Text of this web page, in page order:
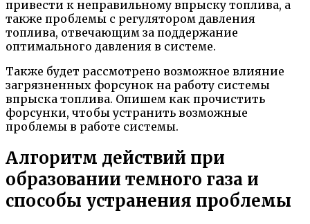
привести к неправильному впрыску топлива, а
также проблемы с регулятором давления
топлива, отвечающим за поддержание
оптимального давления в системе.
Также будет рассмотрено возможное влияние
загрязненных форсунок на работу системы
впрыска топлива. Опишем как прочистить
форсунки, чтобы устранить возможные
проблемы в работе системы.
Алгоритм действий при
образовании темного газа и
способы устранения проблемы